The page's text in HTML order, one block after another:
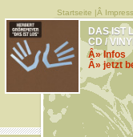
Startseite |Â
DAS IST
CD /
Â» Infos
Â» jetzt